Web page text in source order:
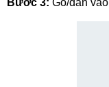
Bước 3: Gõ/dán